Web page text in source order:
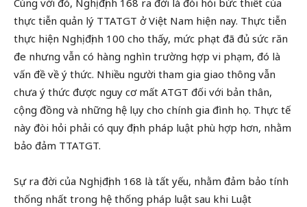
Cùng với đó, Nghị định 168 ra đời là đòi hỏi bức thiết của
thực tiễn quản lý TTATGT ở Việt Nam hiện nay. Thực tiễn
thực hiện Nghị định 100 cho thấy, mức phạt đã đủ sức răn
đe nhưng vẫn có hàng nghìn trường hợp vi phạm, đó là
vấn đề về ý thức. Nhiều người tham gia giao thông vẫn
chưa ý thức được nguy cơ mất ATGT đối với bản thân,
cộng đồng và những hệ lụy cho chính gia đình họ. Thực tế
này đòi hỏi phải có quy định pháp luật phù hợp hơn, nhằm
bảo đảm TTATGT.
Sự ra đời của Nghị định 168 là tất yếu, nhằm đảm bảo tính
thống nhất trong hệ thống pháp luật sau khi Luật